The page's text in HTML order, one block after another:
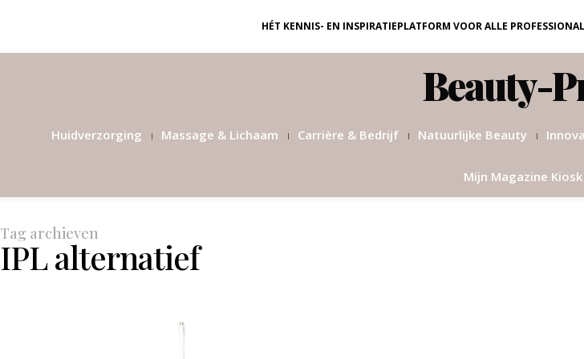
HÉT KENNIS- EN INSPIRATIEPLATFORM VOOR ALLE
Beauty-
Huidverzorging Massage & Lichaam Carrière & Bedrijf Natuurlijke Beauty
Mijn Magazine Kiosk
Tag archieven
IPL alternatief